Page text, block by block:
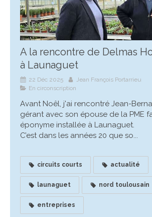
A la rencontre de Delmas
à Launaguet
22 Déc 2025
Jean François Portarrieu
En circonscription
Avant Noêl, j'ai rencontré Jean-
gérant avec son épouse de la PME
éponyme installée à Launaguet.
C’est dans les années 20 que so...
circuits courts actualité
launaguet nord toulousain
entreprises